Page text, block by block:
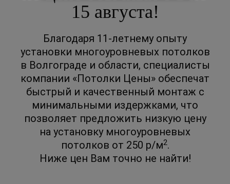
15 августа!
Благодаря 11-летнему опыту
установки многоуровневых потолков
в Волгограде и области, специалисты
компании «Потолки Цены» обеспечат
быстрый и качественный монтаж с
минимальными издержками, что
позволяет предложить низкую цену
на установку многоуровневых
потолков от 250 р/м2.
Ниже цен Вам точно не найти!